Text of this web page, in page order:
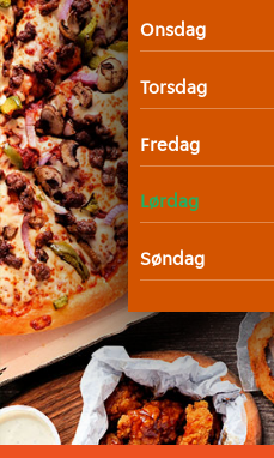
Onsdag
Torsdag
Fredag
Lørdag
Søndag